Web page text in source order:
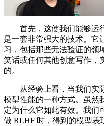
首先，这使我们能够运行
是一套非常强大的技术。它
习，包括那些无法验证的领
笑话或任何其他创意写作，
的。
从经验上看，当我们实际
模型性能的一种方式。虽然
定为什么它如此有效。我们
做 RLHF 时，得到的模型表